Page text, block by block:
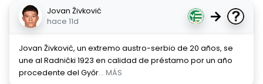
Jovan Živković
hace 11d
→
Jovan Živković, un extremo austro-serbio de 20 años, se
une al Radnički 1923 en calidad de préstamo por un año
procedente del Győr... MÁS